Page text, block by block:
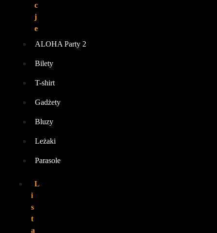
c
j
e
ALOHA Party 2
Bilety
T-shirt
Gadżety
Bluzy
Leżaki
Parasole
L
i
s
t
a